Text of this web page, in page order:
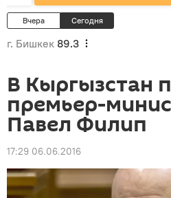
Вчера Сегодня
г. Бишкек 89.3
В Кыргызстан
премьер-
Павел Филип
17:29 06.06.2016